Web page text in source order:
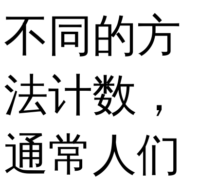
不同的方
法计数，
通常人们